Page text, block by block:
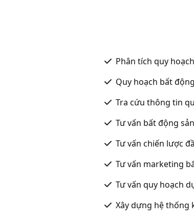
Phân tích quy
Quy hoạch bất
Tra cứu thông tin
Tư vấn bất động sản
Tư vấn chiến lược
Tư vấn marketing
Tư vấn quy hoạch
Xây dựng hệ thống